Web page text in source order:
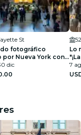
St
fotográfico
por Nueva York con
profesional
dic
Lo
7